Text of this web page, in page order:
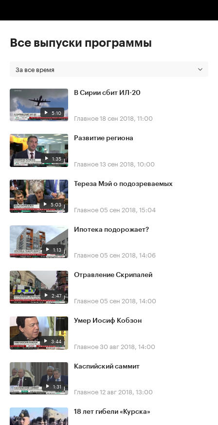
Все выпуски программы
За все время
5:10
В Сирии сбит ИЛ-20
Главное18 сен 2018, 11:00
1:35
Развитие региона
Главное13 сен 2018, 10:00
5:03
Тереза Мэй о подозреваемых
Главное 05 сен 2018, 15:04
1:13
Ипотека подорожает?
Главное 05 сен 2018, 14:06
2:47
Отравление Скрипалей
Главное 05 сен 2018, 14:00
3:44
Умер Иосиф Кобзон
Главное30 авг 2018, 14:00
1:31
Каспийский саммит
Главное12 авг 2018, 13:00
18 лет гибели «Курска»